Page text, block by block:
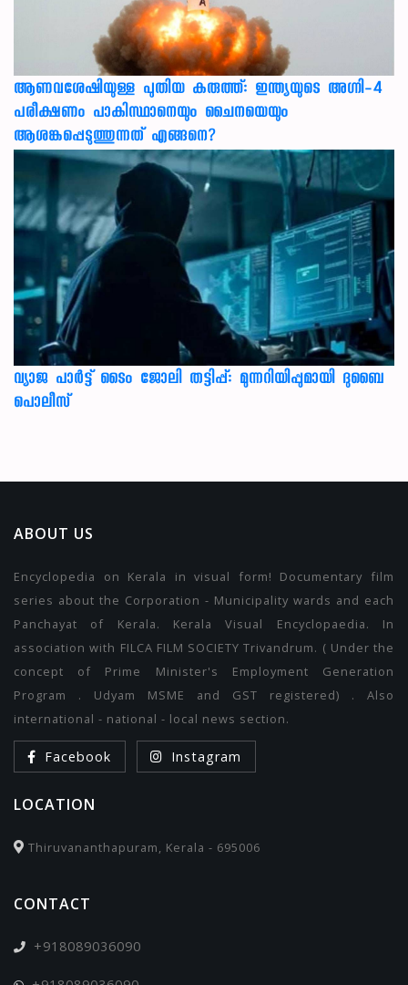
ആണവശേഷിയുള്ള പുതിയ കരുത്ത്: ഇന്ത്യയുടെ അഗ്നി-4
പരീക്ഷണം പാകിസ്ഥാനെയും ചൈനയെയും
ആശങ്കപ്പെടുത്തുന്നത് എങ്ങനെ?
വ്യാജ പാർട്ട് ടൈം ജോലി തട്ടിപ്പ്: മുന്നറിയിപ്പുമായി ദുബൈ
പൊലീസ്
ABOUT US
Encyclopedia on Kerala in visual form! Documentary film
series about the Corporation - Municipality wards and each
Panchayat of Kerala. Kerala Visual Encyclopaedia. In
association with FILCA FILM SOCIETY Trivandrum. ( Under the
concept of Prime Minister's Employment Generation
Program . Udyam MSME and GST registered) . Also
international - national - local news section.
Facebook Instagram
LOCATION
Thiruvananthapuram, Kerala - 695006
CONTACT
+918089036090